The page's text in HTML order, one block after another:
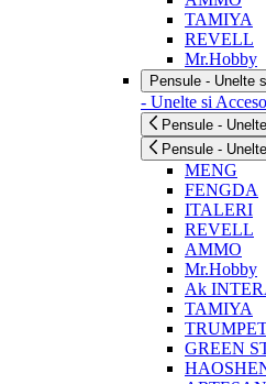
TAMIYA
REVELL
Mr.Hobby
Pensule - Unelte
- Unelte si
Pensule -
Pensule -
MENG
FENGDA
ITALERI
REVELL
AMMO
Mr.Hobby
Ak
TAMIYA
GREEN